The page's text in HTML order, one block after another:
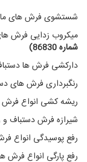
شستشوی فرش های
میکروب زدایی فرش
شماره 86830)
دارکشی فرش ها
رنگبرداری فرش های
ریشه کشی انواع فرش
شیرازه فرش دستباف
رفع پوسیدگی انواع
رفع پارگی انواع فرش